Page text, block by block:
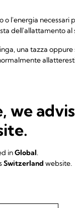
l'energia necessari
dell'allattamento al
una tazza
di latte
continuare ad
o la
,
che riducono il
idea. In realtà,
già a stretto
we
inGlobal.
Switzerland website.